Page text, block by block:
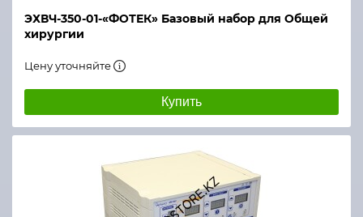
ЭХВЧ-350-01-«ФОТЕК» Базовый набор для Общей
хирургии
Цену уточняйте
Купить